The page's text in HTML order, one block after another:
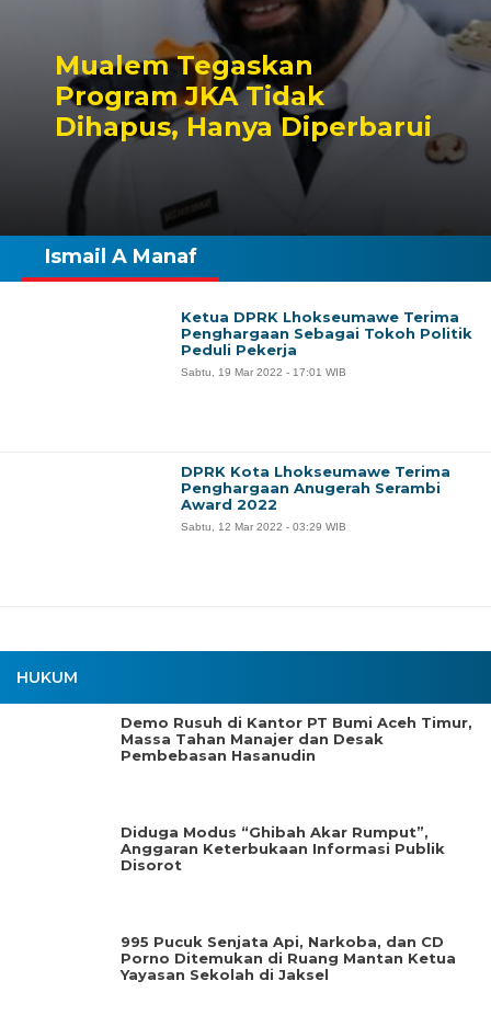
Mualem Tegaskan
Program JKA Tidak
Dihapus, Hanya Diperbarui
HUKUM
Demo Rusuh di Kantor PT Bumi Aceh Timur,
Massa Tahan Manajer dan Desak
Pembebasan Hasanudin
Diduga Modus “Ghibah Akar Rumput”,
Anggaran Keterbukaan Informasi Publik
Disorot
995 Pucuk Senjata Api, Narkoba, dan CD
Porno Ditemukan di Ruang Mantan Ketua
Yayasan Sekolah di Jaksel
Ismail A Manaf
Ketua DPRK Lhokseumawe Terima
Penghargaan Sebagai Tokoh Politik
Peduli Pekerja
Sabtu, 19 Mar 2022 - 17:01 WIB
DPRK Kota Lhokseumawe Terima
Penghargaan Anugerah Serambi
Award 2022
Sabtu, 12 Mar 2022 - 03:29 WIB